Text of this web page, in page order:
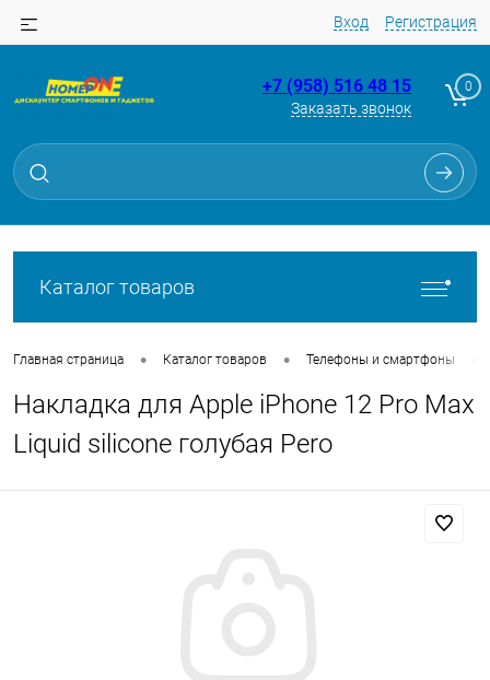
Вход Регистрация
+7 (958) 516 48 15
Заказать звонок
0
Каталог товаров
Главная страница • Каталог товаров • Телефоны и смартфоны
Накладка для Apple iPhone 12 Pro Max
Liquid silicone голубая Pero
Для клиентов всех банков
Разбейте
без переплат
Сегодня